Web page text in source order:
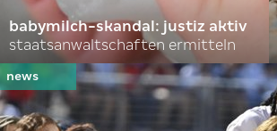
babymilch-skandal: justiz aktiv
staatsanwaltschaften ermitteln